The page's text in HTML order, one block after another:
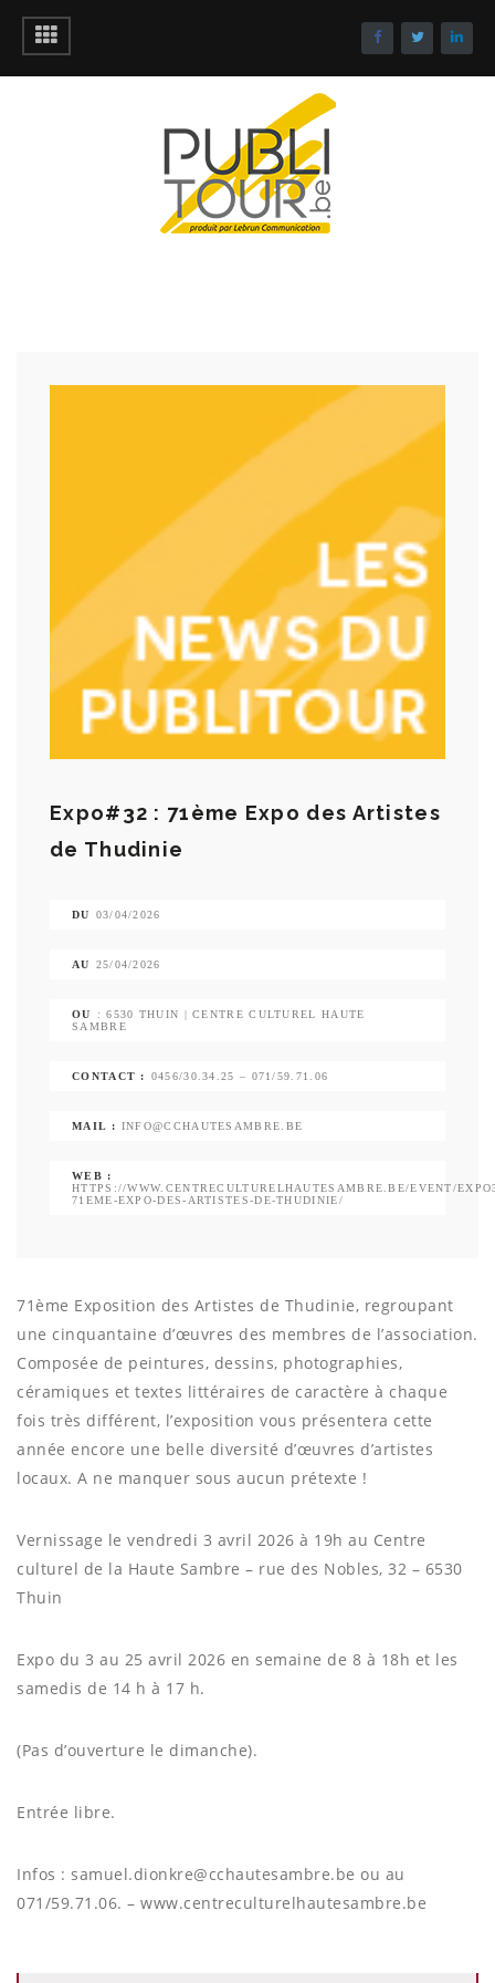
Expo#32 : 71ème Expo des Artistes
de Thudinie
DU 03/04/2026
AU 25/04/2026
OU
: 6530 THUIN | CENTRE CULTUREL HAUTE
SAMBRE
CONTACT : 0456/30.34.25 – 071/59.71.06
MAIL : INFO@CCHAUTESAMBRE.BE
WEB :
HTTPS://WWW.CENTRECULTURELHAUTESAMBRE.BE/EVENT/
71EME-EXPO-DES-ARTISTES-DE-THUDINIE/
71ème Exposition des Artistes de Thudinie, regroupant
une cinquantaine d’œuvres des membres de l’association.
Composée de peintures, dessins, photographies,
céramiques et textes littéraires de caractère à chaque
fois très différent, l’exposition vous présentera cette
année encore une belle diversité d’œuvres d’artistes
locaux. A ne manquer sous aucun prétexte !
Vernissage le vendredi 3 avril 2026 à 19h au Centre
culturel de la Haute Sambre – rue des Nobles, 32 – 6530
Thuin
Expo du 3 au 25 avril 2026 en semaine de 8 à 18h et les
samedis de 14 h à 17 h.
(Pas d’ouverture le dimanche).
Entrée libre.
Infos : samuel.dionkre@cchautesambre.be ou au
071/59.71.06. – www.centreculturelhautesambre.be